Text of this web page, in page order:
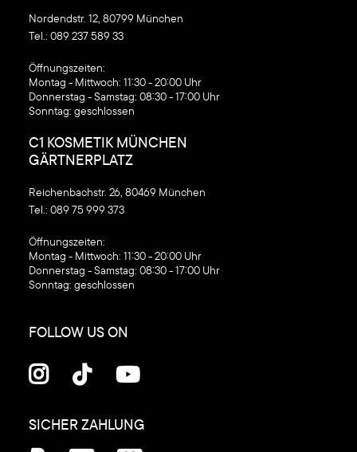
Nordendstr. 12, 80799 München
Tel.: 089 237 589 33
‍Öffnungszeiten:
Montag - Mittwoch: 11:30 - 20:00 Uhr
Donnerstag - Samstag: 08:30 - 17:00 Uhr
Sonntag: geschlossen
C1 KOSMETIK MÜNCHEN
GÄRTNERPLATZ
Reichenbachstr. 26, 80469 München
Tel.: 089 75 999 373
‍Öffnungszeiten:
Montag - Mittwoch: 11:30 - 20:00 Uhr
Donnerstag - Samstag: 08:30 - 17:00 Uhr
Sonntag: geschlossen
FOLLOW US ON
  
SICHER ZAHLUNG